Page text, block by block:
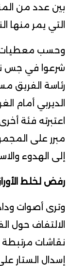
بين عدد من
التي يمر منها
وحسب معطيات
شرعوا في جس
رئاسة الفريق
الديربي أمام
اعتبرته فئة
مبرر على
إلى الهدوء
رفض لخلط
وترى أصوات
الالتفاف حول
نقاشات مرتبطة
إسدال الستار